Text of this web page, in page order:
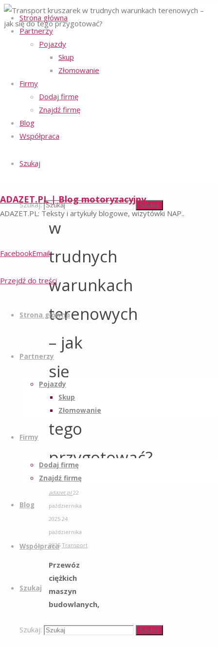
Strona główna
Partnerzy
Pojazdy
Skup
Złomowanie
Firmy
Dodaj firmę
Znajdź firmę
Blog
Współpraca
Szukaj
Szukaj: Szukaj
ADAZET.PL | Blog motoryzacyjny
ADAZET.PL: Teksty i artykuły blogowe, wizytówki NAP..
FacebookEmail
Przejdź do treści
Strona główna
Partnerzy
Pojazdy
Skup
Złomowanie
Firmy
Dodaj firmę
Znajdź firmę
Blog
Współpraca
Szukaj
Szukaj: Szukaj
Strona główna
warunkach
terenowych – jak
się do tego
przygotować?
kruszarek
w
trudnych
warunkach
terenowych
– jak
się
do
tego
przygotować?
adazet.pl 22
października
2025 24
października
2025 Transport
Przewóz
ciężkich
maszyn
budowlanych,
kruszarki
Polityka plików cookies